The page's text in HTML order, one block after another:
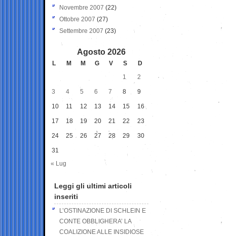
Novembre 2007 (22)
Ottobre 2007 (27)
Settembre 2007 (23)
Agosto 2026
L M M G V S
D
1
2
3 4 5 6 7 8 9
10 11 12 13 14 15 16
17 18 19 20 21 22 23
24 25 26 27 28 29 30
31
« Lug
Leggi gli ultimi articoli
inseriti
L’OSTINAZIONE DI SCHLEIN E
CONTE OBBLIGHERA’ LA
COALIZIONE ALLE INSIDIOSE